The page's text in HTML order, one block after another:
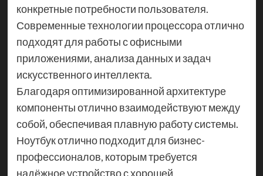
конкретные потребности пользователя.
Современные технологии процессора отлично
подходят для работы с офисными
приложениями, анализа данных и задач
искусственного интеллекта.
Благодаря оптимизированной архитектуре
компоненты отлично взаимодействуют между
собой, обеспечивая плавную работу системы.
Ноутбук отлично подходит для бизнес-
профессионалов, которым требуется
надёжное устройство с хорошей